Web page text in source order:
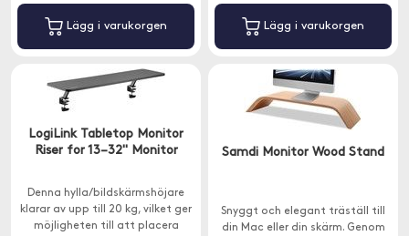
Lägg i varukorgen Lägg i varukorgen
LogiLink Tabletop Monitor
Riser for 13–32" Monitor
Denna hylla/bildskärmshöjare
klarar av upp till 20 kg, vilket ger
möjligheten till att placera
Samdi Monitor Wood Stand
Snyggt och elegant träställ till
din Mac eller din skärm. Genom